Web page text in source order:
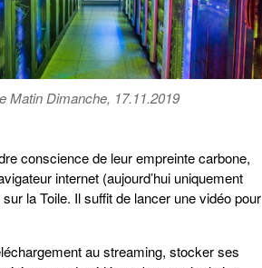
Matin Dimanche, 17.11.2019
conscience de leur empreinte carbone,
internet (aujourd’hui uniquement
la Toile. Il suffit de lancer une vidéo pour
au streaming, stocker ses